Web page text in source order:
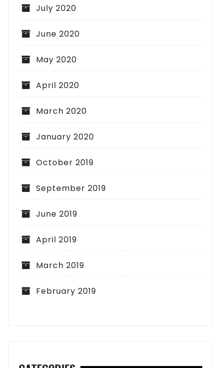
July 2020
June 2020
May 2020
April 2020
March 2020
January 2020
October 2019
September 2019
June 2019
April 2019
March 2019
February 2019